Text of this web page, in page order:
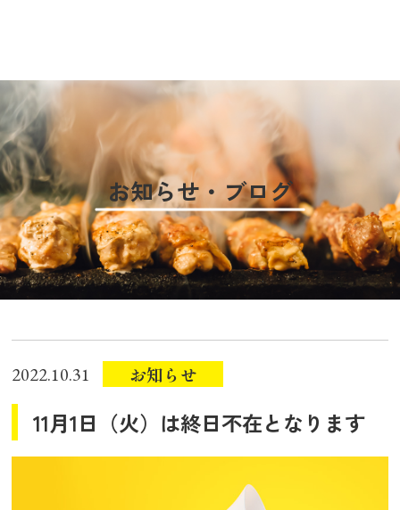
お知らせ・ブログ
2022.10.31 お知らせ
11月1日（火）は終日不在となります